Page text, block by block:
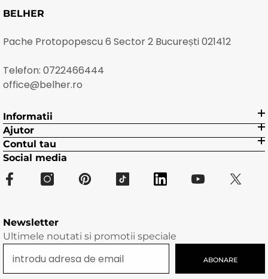
BELHER
Pache Protopopescu 6 Sector 2 București 021412
Telefon: 0722466444
office@belher.ro
Informatii
Ajutor
Contul tau
Social media
Newsletter
Ultimele noutati si promotii speciale
ABONARE